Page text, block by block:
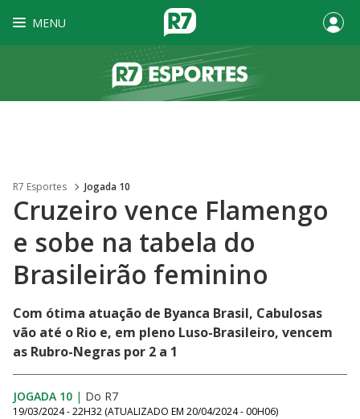
MENU
R7 Esportes Jogada 10
Cruzeiro vence Flamengo
e sobe na tabela do
Brasileirão feminino
Com ótima atuação de Byanca Brasil, Cabulosas
vão até o Rio e, em pleno Luso-Brasileiro, vencem
as Rubro-Negras por 2 a 1
JOGADA 10 | Do R7
19/03/2024 - 22H32 (ATUALIZADO EM 20/04/2024 - 00H06)